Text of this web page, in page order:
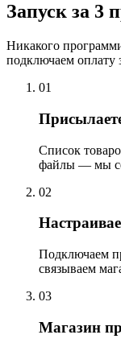
Запуск за 3
Никакого
подключаем оплату
01
Список
файлы — мы
02
Подключаем
связываем
03
Магазин